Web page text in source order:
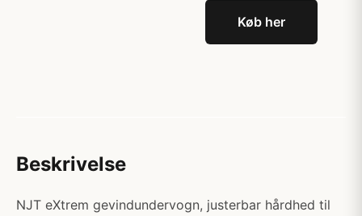
Køb her
Beskrivelse
NJT eXtrem gevindundervogn, justerbar hårdhed til